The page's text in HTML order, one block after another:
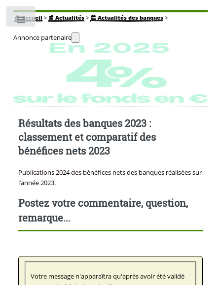
🏠Accueil > 📰 Actualités> 🏛️ Actualités des banques>
Annonce partenaire
Résultats des banques 2023 :
classement et comparatif des
bénéfices nets 2023
Publications 2024 des bénéfices nets des banques réalisées sur
l’année 2023.
Postez votre commentaire, question,
remarque...
Votre message n'apparaîtra qu'après avoir été validé
Toggle